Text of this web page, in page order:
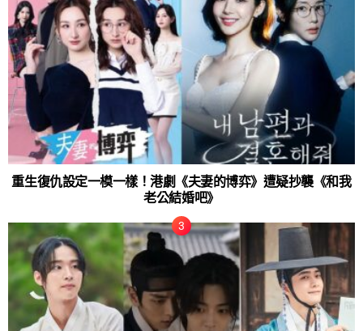
重生復仇設定一模一樣！港劇《夫妻的博弈》遭疑抄襲《和我
老公結婚吧》